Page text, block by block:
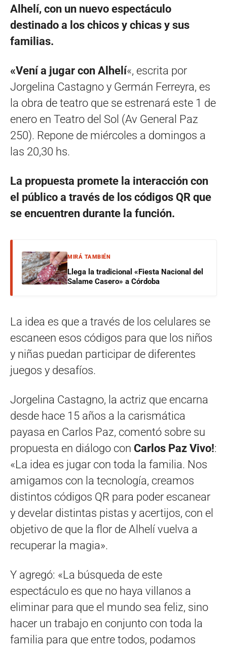
Alhelí, con un nuevo espectáculo
destinado a los chicos y chicas y sus
familias.
«Vení a jugar con Alhelí«, escrita por
Jorgelina Castagno y Germán Ferreyra, es
la obra de teatro que se estrenará este 1 de
enero en Teatro del Sol (Av General Paz
250). Repone de miércoles a domingos a
las 20,30 hs.
La propuesta promete la interacción con
el público a través de los códigos QR que
se encuentren durante la función.
MIRÁ TAMBIÉN
Llega la tradicional «Fiesta Nacional del
Salame Casero» a Córdoba
La idea es que a través de los celulares se
escaneen esos códigos para que los niños
y niñas puedan participar de diferentes
juegos y desafíos.
Jorgelina Castagno, la actriz que encarna
desde hace 15 años a la carismática
payasa en Carlos Paz, comentó sobre su
propuesta en diálogo con Carlos Paz Vivo!:
«La idea es jugar con toda la familia. Nos
amigamos con la tecnología, creamos
distintos códigos QR para poder escanear
y develar distintas pistas y acertijos, con el
objetivo de que la flor de Alhelí vuelva a
recuperar la magia».
Y agregó: «La búsqueda de este
espectáculo es que no haya villanos a
eliminar para que el mundo sea feliz, sino
hacer un trabajo en conjunto con toda la
familia para que entre todos, podamos